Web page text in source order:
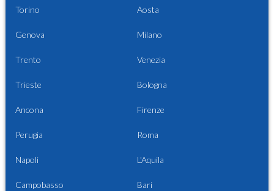
Torino Aosta
Genova Milano
Trento Venezia
Trieste Bologna
Ancona Firenze
Perugia Roma
Napoli L'Aquila
Campobasso Bari